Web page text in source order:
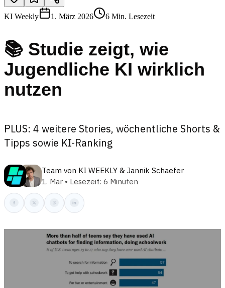
KI Weekly 1. März 2026 6 Min. Lesezeit
📚 Studie zeigt, wie
Jugendliche KI wirklich
nutzen
PLUS: 4 weitere Stories, wöchentliche Shorts &
Tipps sowie KI-Ranking
Team von KI WEEKLY &Jannik Schaefer
1. Mär • Lesezeit: 6 Minuten